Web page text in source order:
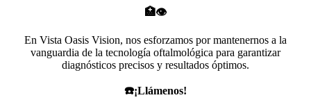
🏥👁️
En Vista Oasis Vision, nos esforzamos por mantenernos a la
vanguardia de la tecnología oftalmológica para garantizar
diagnósticos precisos y resultados óptimos.
☎️¡Llámenos!